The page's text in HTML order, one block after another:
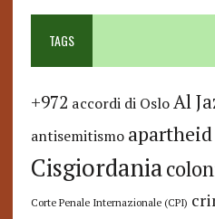
TAGS
+972 accordi di Oslo Al
antisemitismo apartheid
Cisgiordania
Corte Penale Internazionale (CPI)